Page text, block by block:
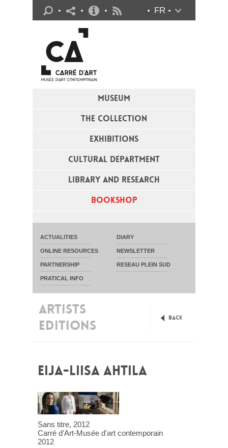
MUSEUM
THE COLLECTION
EXHIBITIONS
CULTURAL DEPARTMENT
LIBRARY AND RESEARCH
BOOKSHOP
FR
ACTUALITIES DIARY
ONLINE RESOURCES NEWSLETTER
PARTNERSHIP RESEAU PLEIN SUD
PRATICAL INFO
Practical info
ARTISTS
EDITIONS
Back
EIJA-LIISA AHTILA
Sans titre, 2012
Carré d'Art-Musée d'art contemporain
2012